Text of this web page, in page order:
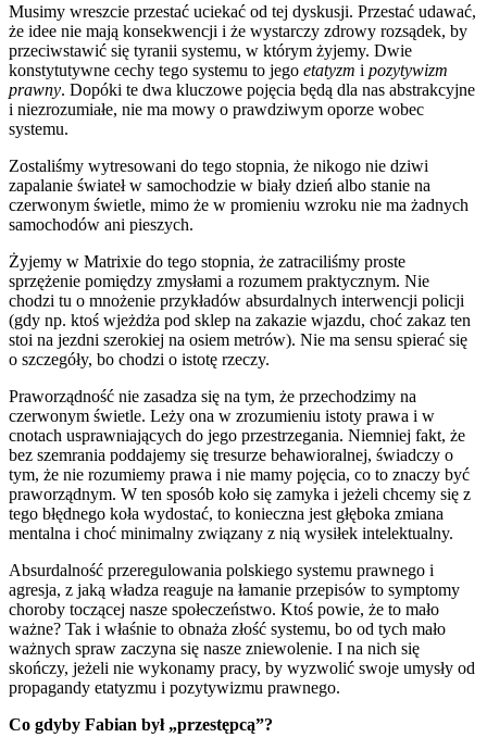
Musimy wreszcie przestać uciekać od tej dyskusji. Przestać udawać,
że idee nie mają konsekwencji i że wystarczy zdrowy rozsądek, by
przeciwstawić się tyranii systemu, w którym żyjemy. Dwie
konstytutywne cechy tego systemu to jego etatyzm i pozytywizm
prawny. Dopóki te dwa kluczowe pojęcia będą dla nas abstrakcyjne
i niezrozumiałe, nie ma mowy o prawdziwym oporze wobec
systemu.
Zostaliśmy wytresowani do tego stopnia, że nikogo nie dziwi
zapalanie świateł w samochodzie w biały dzień albo stanie na
czerwonym świetle, mimo że w promieniu wzroku nie ma żadnych
samochodów ani pieszych.
Żyjemy w Matrixie do tego stopnia, że zatraciliśmy proste
sprzężenie pomiędzy zmysłami a rozumem praktycznym. Nie
chodzi tu o mnożenie przykładów absurdalnych interwencji policji
(gdy np. ktoś wjeżdża pod sklep na zakazie wjazdu, choć zakaz ten
stoi na jezdni szerokiej na osiem metrów). Nie ma sensu spierać się
o szczegóły, bo chodzi o istotę rzeczy.
Praworządność nie zasadza się na tym, że przechodzimy na
czerwonym świetle. Leży ona w zrozumieniu istoty prawa i w
cnotach usprawniających do jego przestrzegania. Niemniej fakt, że
bez szemrania poddajemy się tresurze behawioralnej, świadczy o
tym, że nie rozumiemy prawa i nie mamy pojęcia, co to znaczy być
praworządnym. W ten sposób koło się zamyka i jeżeli chcemy się z
tego błędnego koła wydostać, to konieczna jest głęboka zmiana
mentalna i choć minimalny związany z nią wysiłek intelektualny.
Absurdalność przeregulowania polskiego systemu prawnego i
agresja, z jaką władza reaguje na łamanie przepisów to symptomy
choroby toczącej nasze społeczeństwo. Ktoś powie, że to mało
ważne? Tak i właśnie to obnaża złość systemu, bo od tych mało
ważnych spraw zaczyna się nasze zniewolenie. I na nich się
skończy, jeżeli nie wykonamy pracy, by wyzwolić swoje umysły od
propagandy etatyzmu i pozytywizmu prawnego.
Co gdyby Fabian był „przestępcą”?